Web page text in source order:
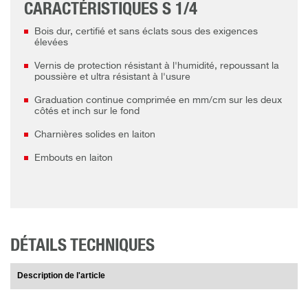
CARACTÉRISTIQUES S 1/4
Bois dur, certifié et sans éclats sous des exigences
élevées
Vernis de protection résistant à l'humidité, repoussant la
poussière et ultra résistant à l'usure
Graduation continue comprimée en mm/cm sur les deux
côtés et inch sur le fond
Charnières solides en laiton
Embouts en laiton
DÉTAILS TECHNIQUES
Description de l'article